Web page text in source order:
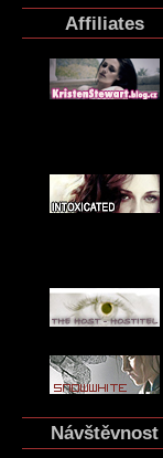
Affiliates
Návštěvnost